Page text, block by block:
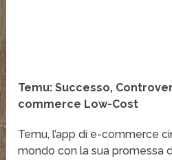
Temu: Successo,
commerce Low-Cost
Temu, l’app di e-commerce
mondo con la sua promessa